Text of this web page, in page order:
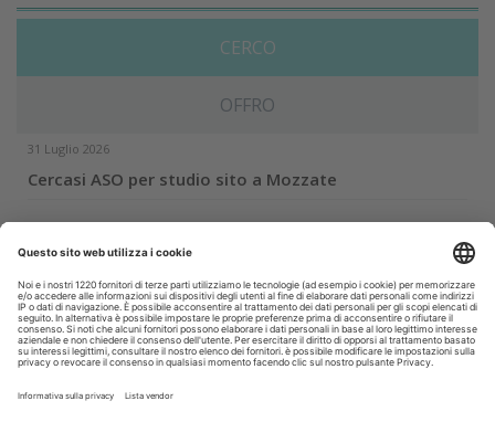
CERCO
OFFRO
31 Luglio 2026
Cercasi ASO per studio sito a Mozzate
Cercasi assistente alla poltrona in Cusago
30 Luglio 2026
Pistoia - studio cerca segretaria